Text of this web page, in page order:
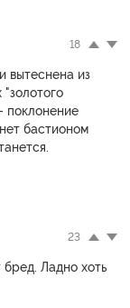
18
вытеснена из
поклонение
бастионом
23
Ладно хоть